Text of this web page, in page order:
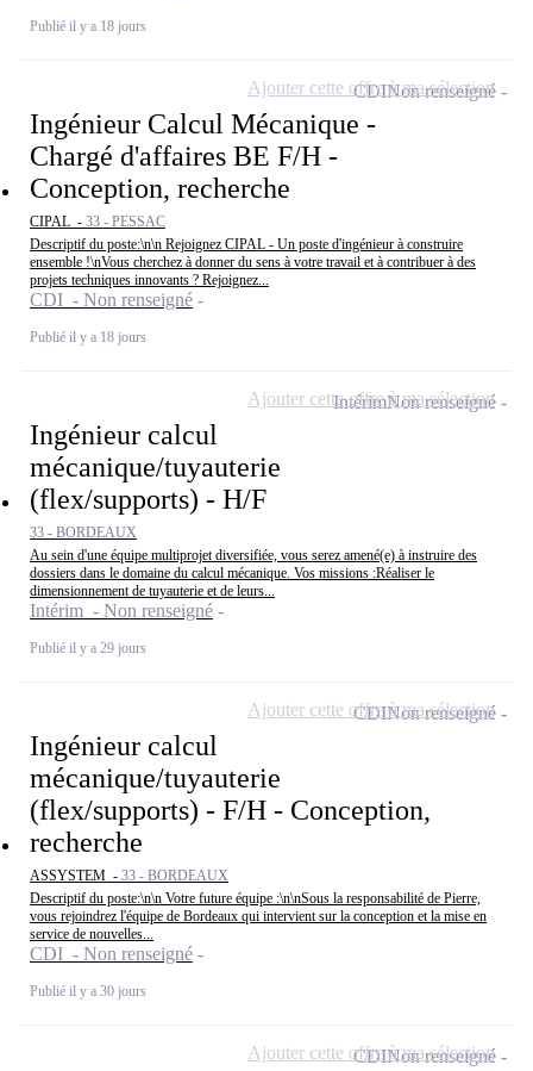
Publié il y a 18 jours
Ingénieur Calcul Mécanique -
Chargé d'affaires BE F/H -
Conception, recherche
CIPAL - 33 - PESSAC
Descriptif du poste:\n\n Rejoignez CIPAL - Un poste d'ingénieur à construire
ensemble !\nVous cherchez à donner du sens à votre travail et à contribuer à des
projets techniques innovants ? Rejoignez...
CDI - Non renseigné
Publié il y a 18 jours
CDINon renseigné
Ajouter cette offre à ma sélection
Ingénieur calcul
mécanique/tuyauterie
(flex/supports) - H/F
33 - BORDEAUX
Au sein d'une équipe multiprojet diversifiée, vous serez amené(e) à instruire des
dossiers dans le domaine du calcul mécanique. Vos missions :Réaliser le
dimensionnement de tuyauterie et de leurs...
Intérim - Non renseigné
Publié il y a 29 jours
IntérimNon renseigné
Ajouter cette offre à ma sélection
Ingénieur calcul
mécanique/tuyauterie
(flex/supports) - F/H - Conception,
recherche
ASSYSTEM - 33 - BORDEAUX
Descriptif du poste:\n\n Votre future équipe :\n\nSous la responsabilité de Pierre,
vous rejoindrez l'équipe de Bordeaux qui intervient sur la conception et la mise en
service de nouvelles...
CDI - Non renseigné
Publié il y a 30 jours
CDINon renseigné
Ajouter cette offre à ma sélection
CDINon renseigné
Ajouter cette offre à ma sélection